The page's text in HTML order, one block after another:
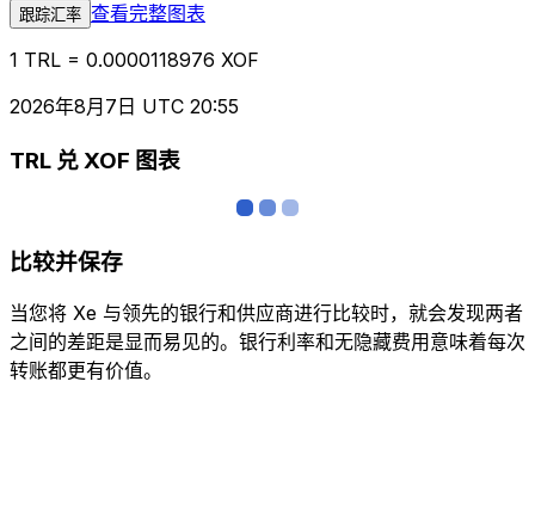
跟踪汇率 查看完整图表
1 TRL = 0.0000118976 XOF
2026年8月7日 UTC 20:55
TRL 兑 XOF 图表
比较并保存
当您将 Xe 与领先的银行和供应商进行比较时，就会发现两者
之间的差距是显而易见的。银行利率和无隐藏费用意味着每次
转账都更有价值。